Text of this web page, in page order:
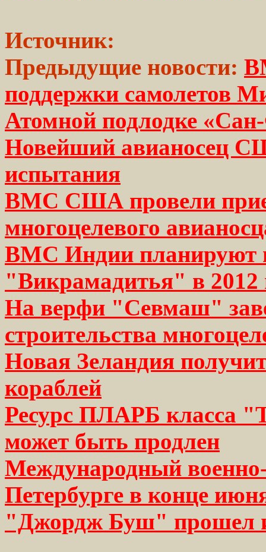
Источник:
Предыдущие новости:
поддержки самолетов
Атомной подлодке
Новейший авианосец
испытания
ВМС США провели
многоцелевого
ВМС Индии планируют
"Викрамадитья" в 2012
На верфи "Севмаш"
строительства
Новая Зеландия
кораблей
Ресурс ПЛАРБ класса
может быть продлен
Международный
Петербурге в конце
"Джордж Буш" прошел